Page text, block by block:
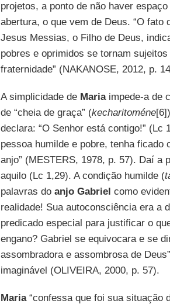
projetos, a ponto de não haver
abertura, o que vem de Deus. “O
Jesus Messias, o Filho de Deus,
pobres e oprimidos se tornam
fraternidade” (NAKANOSE, 2012, p.
A simplicidade de Mariaimpede-a de
de “cheia de graça” (kecharitoméne
declara: “O Senhor está contigo!” (Lc
pessoa humilde e pobre, tenha ficado
anjo” (MESTERS, 1978, p. 57). Daí a
aquilo (Lc 1,29). A condição humilde (
palavras doanjo Gabriel como
realidade! Sua autoconsciência era a
predicado especial para justificar o
engano? Gabriel se equivocara e se
assombradora e assombrosa de
imaginável (OLIVEIRA, 2000, p. 57).
Maria“confessa que foi sua situação